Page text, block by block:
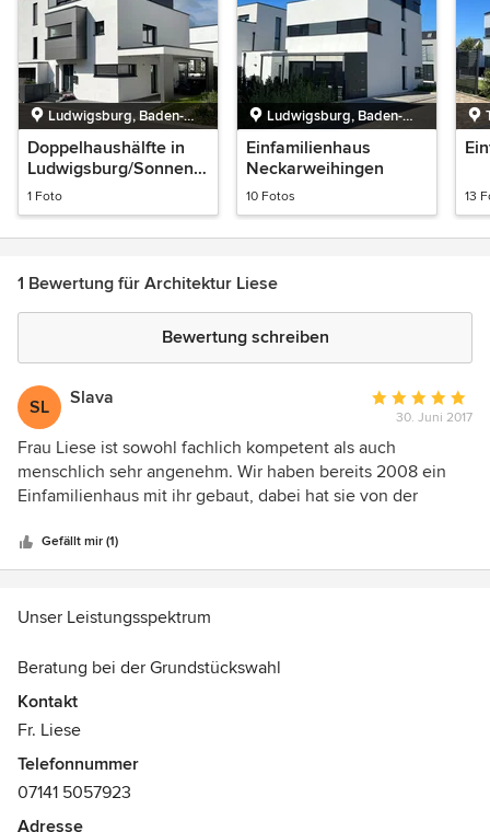
Ludwigsburg, Baden-
Württemberg
Doppelhaushälfte in
Ludwigsburg/Sonnenb
erg
1 Foto
Ludwigsburg, Baden-
Württemberg
Einfamilienhaus
Neckarweihingen
10 Fotos 13
1 Bewertung für Architektur Liese
Bewertung schreiben
SL Slava
Bewertung:
5
von
5
30. Juni 2017
Frau Liese ist sowohl fachlich kompetent als auch
menschlich sehr angenehm. Wir haben bereits 2008 ein
Einfamilienhaus mit ihr gebaut, dabei hat sie von der
Aufgaben gewissenhaft und zuverlässig erledigt. Wenn wir
wieder bauen sollten, dann auf jeden Fall mit dieser
Gefällt mir (1)
Unser Leistungsspektrum
Beratung bei der Grundstückswahl
Prüfen der Vorlagen im Bebauungsplan nach möglicher
Grundlagenermittlung nach dem Grundstückskauf
Kontakt
Fr. Liese
Telefonnummer
07141 5057923
Adresse